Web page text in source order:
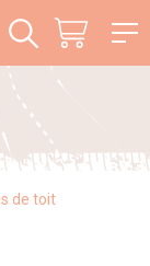
de toit